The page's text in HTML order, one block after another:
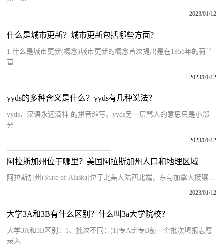
2023/01/12
什么是城市更新？城市更新包括哪些方面?
1 什么是城市更新(概念)城市更新的概念首次提出是在1958年的荷兰
首...
2023/01/12
yyds的多种含义是什么？yyds有几种说法？
yyds，汉语永远滴神 的拼音缩写。yyds另一层骂人的意思只是小部
分...
2023/01/12
阿拉斯加州位于哪里？美国阿拉斯加州人口和地理区域
阿拉斯加州(State of Alaska)位于北美大陆西北端，东与加拿大接壤...
2023/01/12
大学3A和3B有什么区别？什么叫3a大学院校？
大学3A和3B区别：1、批次不同：(1)专A比专B前一个批次填报志愿
录入...